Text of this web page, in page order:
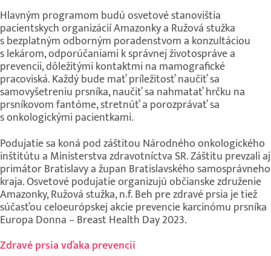
Hlavným programom budú osvetové stanovištia
pacientskych organizácií Amazonky a Ružová stužka
s bezplatným odborným poradenstvom a konzultáciou
s lekárom, odporúčaniami k správnej životospráve a
prevencii, dôležitými kontaktmi na mamografické
pracoviská. Každý bude mať príležitosť naučiť sa
samovyšetreniu prsníka, naučiť sa nahmatať hrčku na
prsníkovom fantóme, stretnúť a porozprávať sa
s onkologickými pacientkami.
Podujatie sa koná pod záštitou Národného onkologického
inštitútu a Ministerstva zdravotníctva SR. Záštitu prevzali aj
primátor Bratislavy a župan Bratislavského samosprávneho
kraja. Osvetové podujatie organizujú občianske združenie
Amazonky, Ružová stužka, n.f. Beh pre zdravé prsia je tiež
súčasťou celoeurópskej akcie prevencie karcinómu prsníka
Europa Donna – Breast Health Day 2023.
Zdravé prsia vďaka prevencii